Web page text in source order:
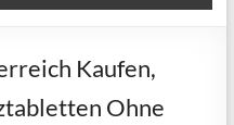
Kaufen,
Ohne